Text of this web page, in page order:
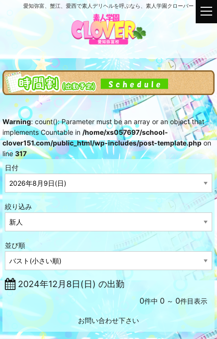
愛知弥富、蟹江、愛西で素人デリヘルを呼ぶなら、素人学園クローバー
Warning: count(): Parameter must be an array or an object that
implements Countable in /home/xs057697/school-
clover151.com/public_html/wp-includes/post-template.phpon
line 317
日付
絞り込み
並び順
2024年12月8日(日) の出勤
0件中 0 ～ 0件目表示
お問い合わせ下さい
t
o
e
n
a
v
i
g
a
t
i